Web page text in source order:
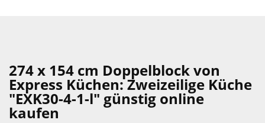
274 x 154 cm Doppelblock von
Express Küchen: Zweizeilige Küche
"EXK30-4-1-l" günstig online
kaufen